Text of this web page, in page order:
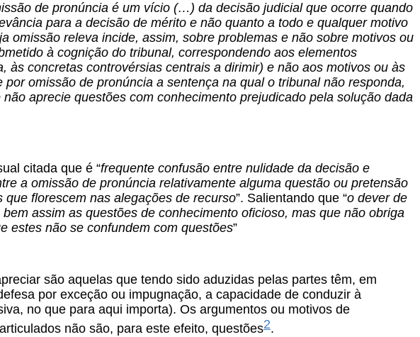
de pronúncia é um vício (…) da decisão judicial que ocorre quando
para a decisão de mérito e não quanto a todo e qualquer motivo
omissão releva incide, assim, sobre problemas e não sobre motivos ou
à cognição do tribunal, correspondendo aos elementos
às concretas controvérsias centrais a dirimir) e não aos motivos ou às
omissão de pronúncia a sentença na qual o tribunal não responda,
aprecie questões com conhecimento prejudicado pela solução dada
citada que é “frequente confusão entre nulidade da decisão e
a omissão de pronúncia relativamente alguma questão ou pretensão
florescem nas alegações de recurso”. Salientando que “o dever de
assim as questões de conhecimento oficioso, mas que não obriga
estes não se confundem com questões”
são aquelas que tendo sido aduzidas pelas partes têm, em
por exceção ou impugnação, a capacidade de conduzir à
no que para aqui importa). Os argumentos ou motivos de
não são, para este efeito, questões2.